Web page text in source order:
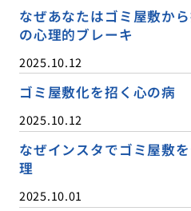
なぜあなたはゴミ屋敷か
の心理的ブレーキ
2025.10.12
ゴミ屋敷化を招く心の病
2025.10.12
なぜインスタでゴミ屋敷
理
2025.10.01